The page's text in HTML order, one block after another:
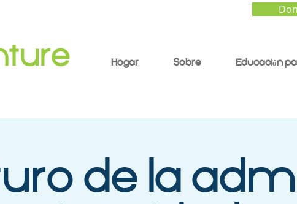
Hogar Sobre Educación
de la